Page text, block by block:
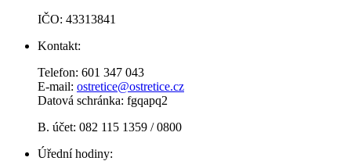
IČO: 43313841
Kontakt:
Telefon: 601 347 043
E-mail: ostretice@ostretice.cz
Datová schránka: fgqapq2
B. účet: 082 115 1359 / 0800
Úřední hodiny: